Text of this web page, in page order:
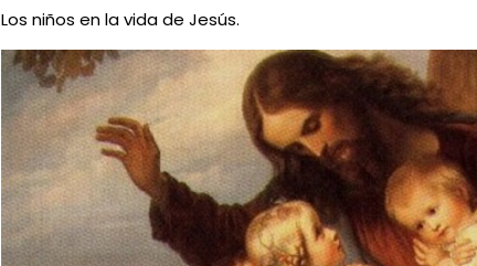
Los niños en la vida de Jesús.